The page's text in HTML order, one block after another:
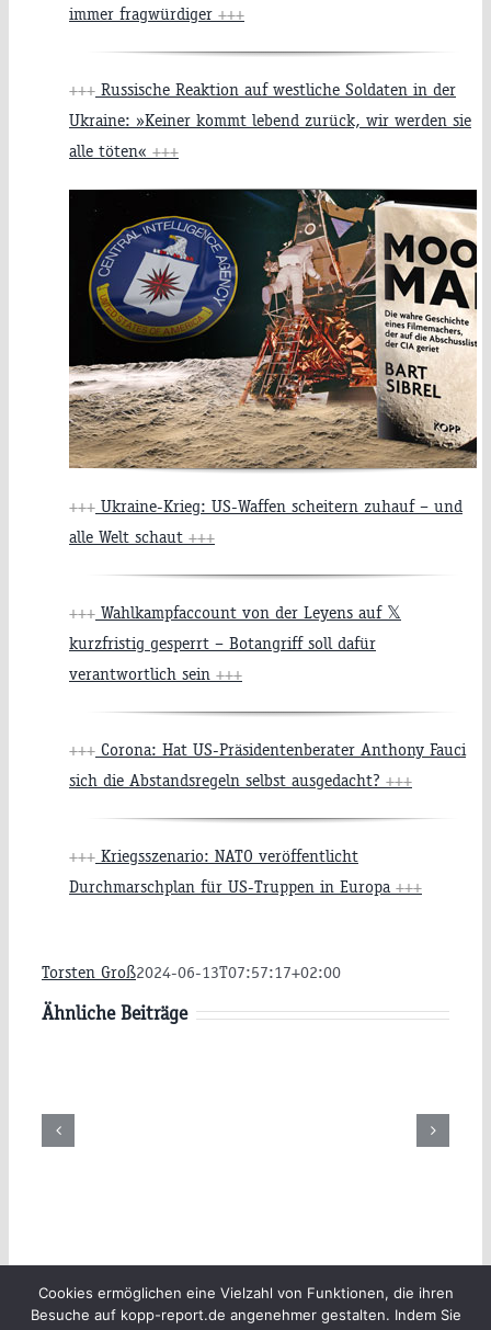
immer fragwürdiger +++
+++ Russische Reaktion auf westliche Soldaten in der
Ukraine: »Keiner kommt lebend zurück, wir werden sie
alle töten« +++
+++ Ukraine-Krieg: US-Waffen scheitern zuhauf – und
alle Welt schaut +++
+++ Wahlkampfaccount von der Leyens auf 𝕏
kurzfristig gesperrt – Botangriff soll dafür
verantwortlich sein +++
+++ Corona: Hat US-Präsidentenberater Anthony Fauci
sich die Abstandsregeln selbst ausgedacht? +++
+++ Kriegsszenario: NATO veröffentlicht
Durchmarschplan für US-Truppen in Europa +++
Torsten Groß2024-06-13T07:57:17+02:00
Ähnliche Beiträge
Donnerstag
06.08.2026
Beiträge Archiv
Impressum
Newsletter
Kopp Verlag Datenschutzerklärung
Cookies ermöglichen eine Vielzahl von Funktionen, die ihren
Besuche auf kopp-report.de angenehmer gestalten. Indem Sie